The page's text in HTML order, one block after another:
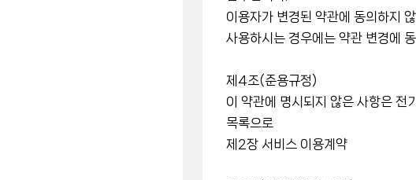
이용자가 변경된 약관에 동의하지
사용하시는 경우에는 약관 변경에
제4조(준용규정)
이 약관에 명시되지 않은 사항은 전
목록으로
제2장 서비스 이용계약